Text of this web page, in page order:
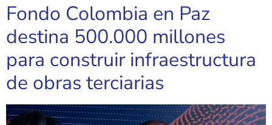
Fondo Colombia en Paz
destina 500.000 millones
para construir infraestructura
de obras terciarias